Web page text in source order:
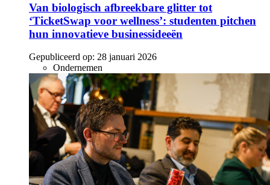
Van biologisch afbreekbare glitter tot
‘TicketSwap voor wellness’: studenten pitchen
hun innovatieve businessideeën
Gepubliceerd op: 28 januari 2026
Ondernemen